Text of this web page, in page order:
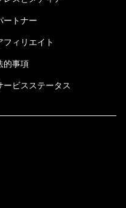
ートナー
フィリエイト
的事項
ービスステータス